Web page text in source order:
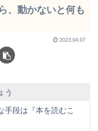
、動かないと何も
2023.04.07
う
手段は『本を読むこ